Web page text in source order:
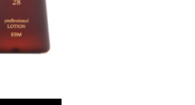
ボライン